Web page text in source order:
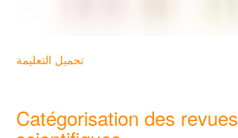
تحميل التعليمة
Catégorisation des revues